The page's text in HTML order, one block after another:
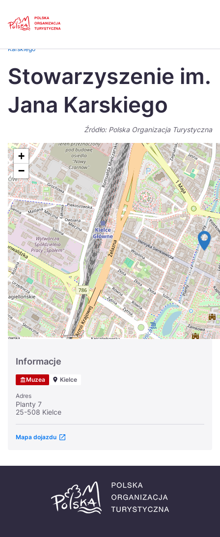
Česká 中国
Dansk
Italiano
Nederlands 日本
Português
Suomi
Україна
Zamknij
Karskiego
Stowarzyszenie im.
Jana Karskiego
Źródło: Polska Organizacja Turystyczna
+
−
Informacje
Muzea Kielce
Adres
Planty 7
25-508 Kielce
Mapa dojazdu